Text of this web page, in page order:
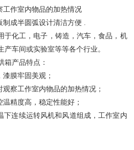
工作室内物品的加热情况
制成半圆弧设计清洁方便 .
于化工，电子，铸造，汽车，食品，机
车间或实验室等等各个行业。
箱产品特点：
膜牢固美观；
察工作室内物品的加热情况；
精度高，稳定性能好；
下连续运转风机和风道组成，工作室内